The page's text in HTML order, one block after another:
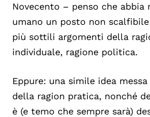
Novecento – penso che abbia
umano un posto non
più sottili argomenti della
individuale, ragione politica.
Eppure: una simile idea
della ragion pratica, nonché
è (e temo che sempre sarà)